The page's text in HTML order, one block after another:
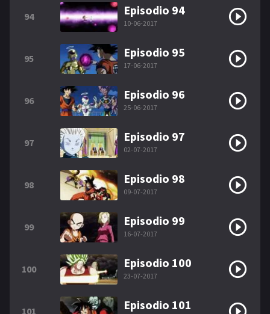
94 Episodio 94
10-06-2017
95 Episodio 95
17-06-2017
96 Episodio 96
25-06-2017
97 Episodio 97
02-07-2017
98 Episodio 98
09-07-2017
99 Episodio 99
16-07-2017
100 Episodio 100
23-07-2017
101 Episodio 101